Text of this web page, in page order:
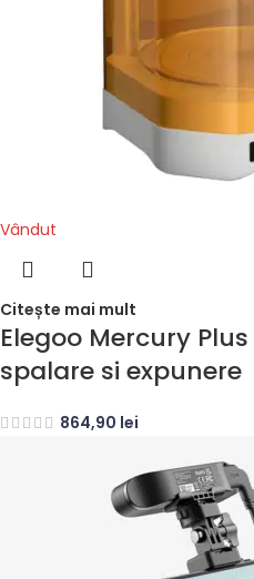
Vândut
Citește mai mult
Elegoo Mercury
spalare si expunere
864,90 lei